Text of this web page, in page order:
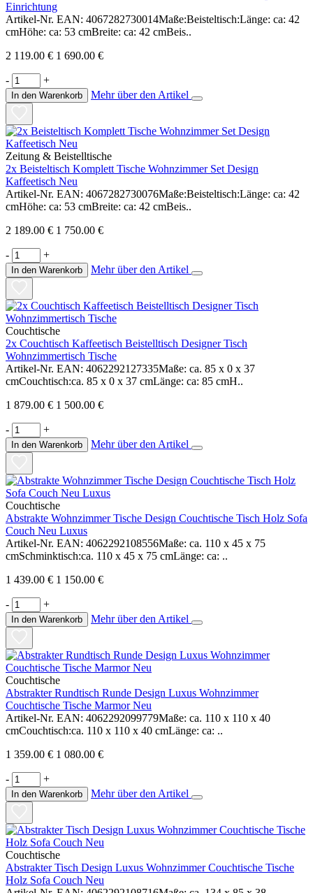
Einrichtung
Artikel-Nr. EAN: 4067282730014Maße:Beisteltisch:Länge: ca: 42
cmHöhe: ca: 53 cmBreite: ca: 42 cmBeis..
2 119.00 € 1 690.00 €
- +
In den Warenkorb Mehr über den Artikel
Zeitung & Beistelltische
2x Beisteltisch Komplett Tische Wohnzimmer Set Design
Kaffeetisch Neu
Artikel-Nr. EAN: 4067282730076Maße:Beisteltisch:Länge: ca: 42
cmHöhe: ca: 53 cmBreite: ca: 42 cmBeis..
2 189.00 € 1 750.00 €
- +
In den Warenkorb Mehr über den Artikel
Couchtische
2x Couchtisch Kaffeetisch Beistelltisch Designer Tisch
Wohnzimmertisch Tische
Artikel-Nr. EAN: 4062292127335Maße: ca. 85 x 0 x 37
cmCouchtisch:ca. 85 x 0 x 37 cmLänge: ca: 85 cmH..
1 879.00 € 1 500.00 €
- +
In den Warenkorb Mehr über den Artikel
Couchtische
Abstrakte Wohnzimmer Tische Design Couchtische Tisch Holz Sofa
Couch Neu Luxus
Artikel-Nr. EAN: 4062292108556Maße: ca. 110 x 45 x 75
cmSchminktisch:ca. 110 x 45 x 75 cmLänge: ca: ..
1 439.00 € 1 150.00 €
- +
In den Warenkorb Mehr über den Artikel
Couchtische
Abstrakter Rundtisch Runde Design Luxus Wohnzimmer
Couchtische Tische Marmor Neu
Artikel-Nr. EAN: 4062292099779Maße: ca. 110 x 110 x 40
cmCouchtisch:ca. 110 x 110 x 40 cmLänge: ca: ..
1 359.00 € 1 080.00 €
- +
In den Warenkorb Mehr über den Artikel
Couchtische
Abstrakter Tisch Design Luxus Wohnzimmer Couchtische Tische
Holz Sofa Couch Neu